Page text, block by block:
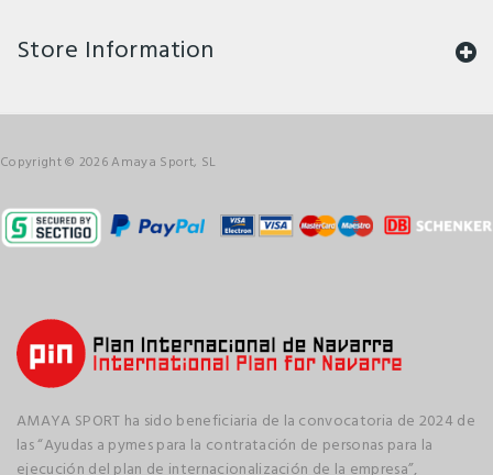
Store Information
Copyright © 2026 Amaya Sport, SL
AMAYA SPORT ha sido beneficiaria de la convocatoria de 2024 de
las “Ayudas a pymes para la contratación de personas para la